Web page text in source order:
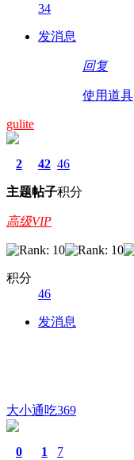
34
发消息
回复
使用道具
gulite
2
主题
42
帖子
46
积分
高级VIP
积分
46
发消息
大小通吃369
0 1 7